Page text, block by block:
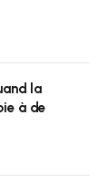
la
à de